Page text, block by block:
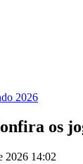
2026
os
2026 14:02